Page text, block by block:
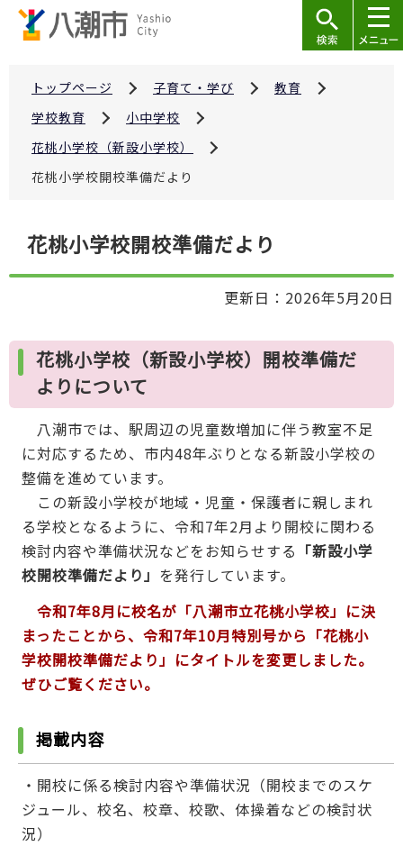
トップページ 子育て・学び
教育
学校教育
小中学校
花桃小学校（新設小学校）
花桃小学校開校準備だより
こ
ら
花桃小学校開校準備だより
更新日：2026年5月20日
花桃小学校（新設小学校）開校準備だ
よりについて
八潮市では、駅周辺の児童数増加に伴う教室不足
に対応するため、市内48年ぶりとなる新設小学校の
整備を進めています。
この新設小学校が地域・児童・保護者に親しまれ
る学校となるように、令和7年2月より開校に関わる
検討内容や準備状況などをお知らせする 「新設小学
校開校準備だより」 を発行しています。
令和7年8月に校名が「八潮市立花桃小学校」に決
まったことから、令和7年10月特別号から「花桃小
学校開校準備だより」にタイトルを変更しました。
ぜひご覧ください。
掲載内容
・開校に係る検討内容や準備状況（開校までのスケ
ジュール、校名、校章、校歌、体操着などの検討状
況）